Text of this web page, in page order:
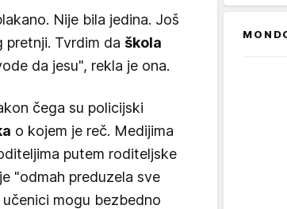
Nije bila jedina. Još
pretnji. Tvrdim da škola
da jesu", rekla je ona.
čega su policijski
o kojem je reč. Medijima
putem roditeljske
"odmah preduzela sve
mogu bezbedno